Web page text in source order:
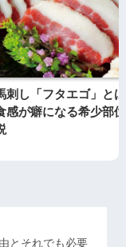
刺し「フタエゴ」と
感が癖になる希少部
とそれでも必要